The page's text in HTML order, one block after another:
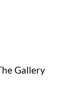
Gallery